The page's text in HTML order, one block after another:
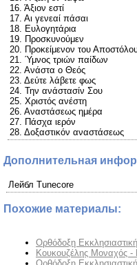
16. Άξιον εστί
17. Αι γενεαί πάσαι
18. Ευλογητάρια
19. Προσκυνούμεν
20. Προκείμενον του
21. Ύμνος τριών παίδων
22. Ανάστα ο Θεός
23. Δεύτε λάβετε φως
24. Την ανάστασίν Σου
25. Χριστός ανέστη
26. Αναστάσεως ημέρα
27. Πάσχα ιερόν
28. Δοξαστικόν αναστάσεως
Дополнительная
Лейбл Tunecore
Похожие материалы:
Ορθόδοξη
Κουκουζέλης Μοναχός -